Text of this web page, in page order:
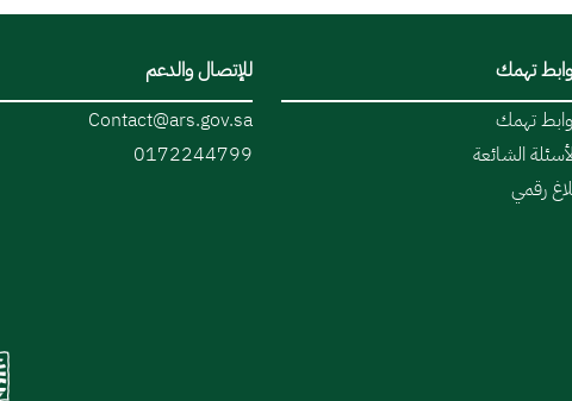
تهمك
تهمك
الشائعة
رقمي
للإتصال والدعم
Contact@ars.gov.sa
0172244799